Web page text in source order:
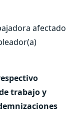
afectado
trabajo y